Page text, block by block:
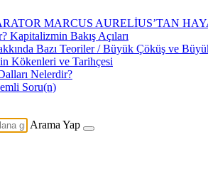
MARCUS AURELİUS’TAN
Kapitalizmin Bakış Açıları
Bazı Teoriler / Büyük Çöküş ve
Kökenleri ve Tarihçesi
Nelerdir?
Soru(n)
Arama Yap